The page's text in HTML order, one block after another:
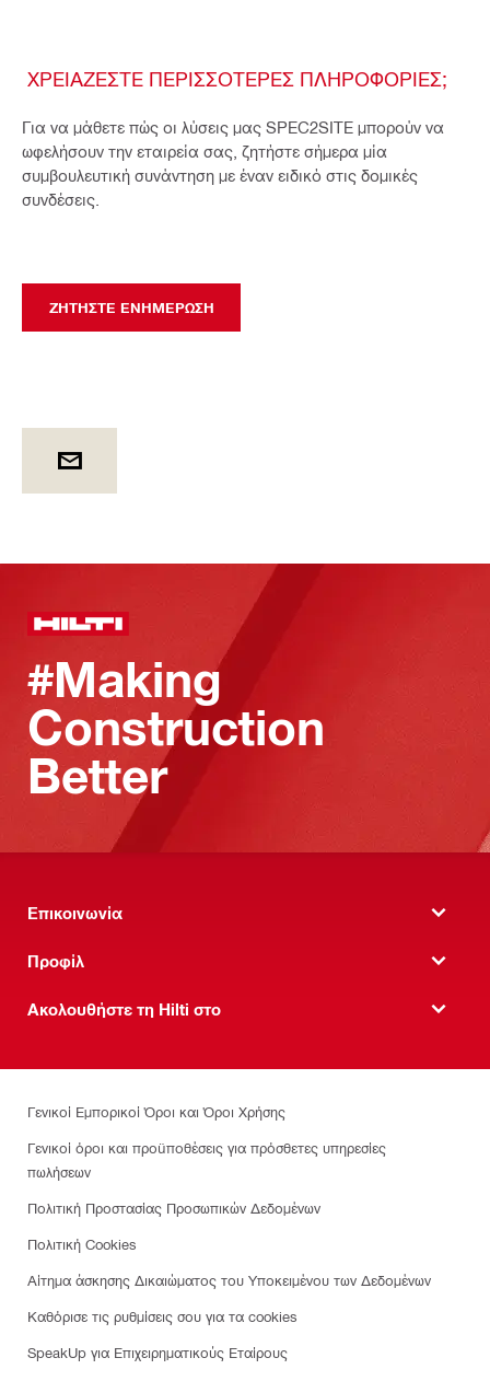
ΧΡΕΙΆΖΕΣΤΕ ΠΕΡΙΣΣΌΤΕΡΕΣ ΠΛΗΡΟΦΟΡΊΕΣ;
Για να μάθετε πώς οι λύσεις μας SPEC2SITE μπορούν να
ωφελήσουν την εταιρεία σας, ζητήστε σήμερα μία
συμβουλευτική συνάντηση με έναν ειδικό στις δομικές
συνδέσεις.
ΖΗΤΉΣΤΕ ΕΝΗΜΈΡΩΣΗ
#Making
Construction
Better
Επικοινωνία
Προφίλ
Ακολουθήστε τη Hilti στο
Γενικοί Εμπορικοί Όροι και Όροι Χρήσης
Γενικοί όροι και προϋποθέσεις για πρόσθετες υπηρεσίες
πωλήσεων
Πολιτική Προστασίας Προσωπικών Δεδομένων
Πολιτική Cookies
Αίτημα άσκησης Δικαιώματος του Υποκειμένου των Δεδομένων
Καθόρισε τις ρυθμίσεις σου για τα cookies
SpeakUp για Επιχειρηματικούς Εταίρους